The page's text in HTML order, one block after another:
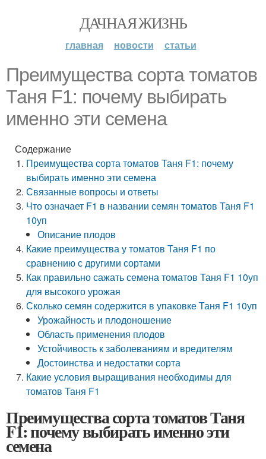
ДАЧНАЯ ЖИЗНЬ
главная новости статьи
Преимущества сорта томатов
Таня F1: почему выбирать
именно эти семена
Содержание
Преимущества сорта томатов Таня F1: почему
выбирать именно эти семена
Связанные вопросы и ответы
Что означает F1 в названии семян томатов Таня F1
10уп
Описание плодов
Какие преимущества у томатов Таня F1 по
сравнению с другими сортами
Как правильно сажать семена томатов Таня F1 10уп
для высокого урожая
Сколько семян содержится в упаковке Таня F1 10уп
Урожайность и плодоношение
Область применения плодов
Устойчивость к заболеваниям и вредителям
Достоинства и недостатки сорта
Какие условия выращивания необходимы для
томатов Таня F1
Преимущества сорта томатов Таня
F1: почему выбирать именно эти
семена